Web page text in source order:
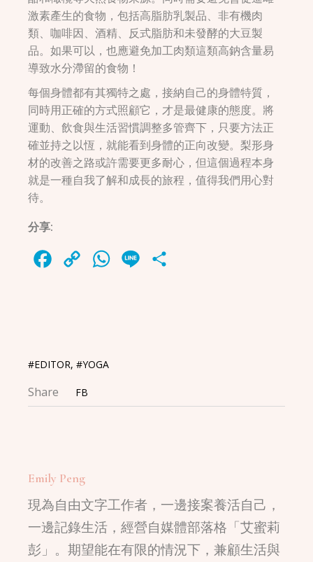
激素產生的食物，包括高脂肪乳製品、非有機肉
類、咖啡因、酒精、反式脂肪和未發酵的大豆製
品。如果可以，也應避免加工肉類這類高鈉含量易
導致水分滯留的食物！
每個身體都有其獨特之處，接納自己的身體特質，
同時用正確的方式照顧它，才是最健康的態度。將
運動、飲食與生活習慣調整多管齊下，只要方法正
確並持之以恆，就能看到身體的正向改變。梨形身
材的改善之路或許需要更多耐心，但這個過程本身
就是一種自我了解和成長的旅程，值得我們用心對
待。
分享:
Facebook
Copy
WhatsApp
Line
#EDITOR,#YOGA
Share FB
Emily Peng
現為自由文字工作者，一邊接案養活自己，
一邊記錄生活，經營自媒體部落格「艾蜜莉
彭」。期望能在有限的情況下，兼顧生活與